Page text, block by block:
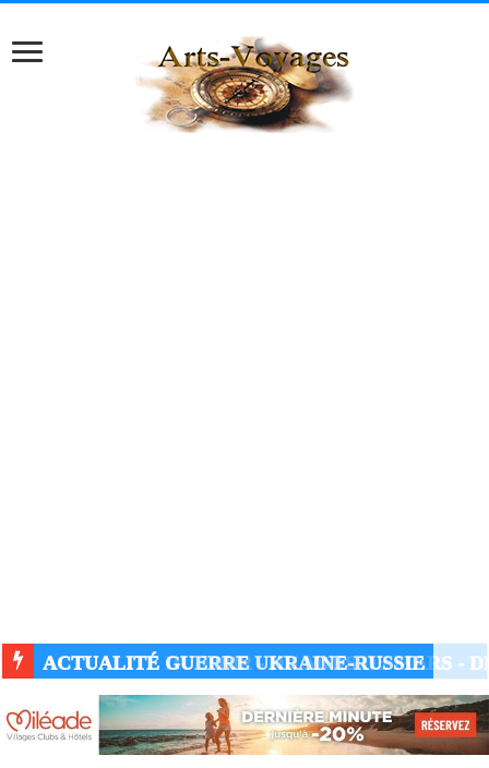
ACTUALITÉ GUERRE UKRAINE-RUSSIE